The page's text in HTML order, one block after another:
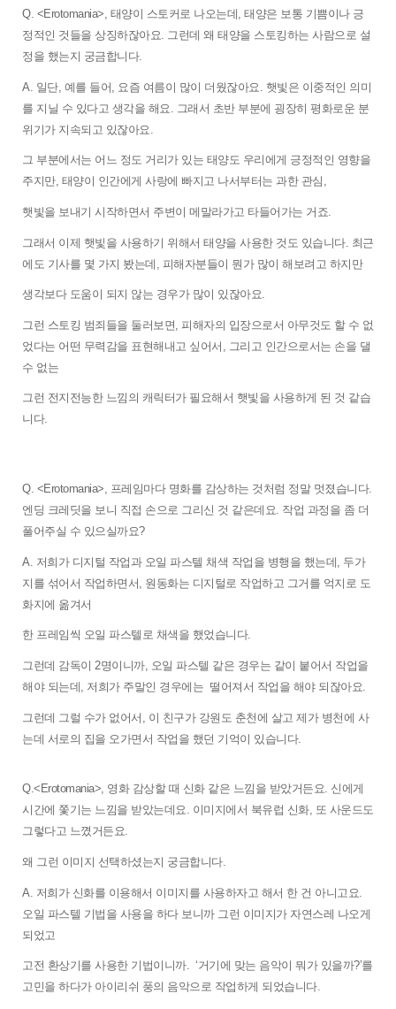
Q. <Erotomania>, 태양이 스토커로 나오는데, 태양은 보통 기쁨이나 긍
정적인 것들을 상징하잖아요. 그런데 왜 태양을 스토킹하는 사람으로 설
정을 했는지 궁금합니다.
A. 일단, 예를 들어, 요즘 여름이 많이 더웠잖아요. 햇빛은 이중적인 의미
를 지닐 수 있다고 생각을 해요. 그래서 초반 부분에 굉장히 평화로운 분
위기가 지속되고 있잖아요.
그 부분에서는 어느 정도 거리가 있는 태양도 우리에게 긍정적인 영향을
주지만, 태양이 인간에게 사랑에 빠지고 나서부터는 과한 관심,
햇빛을 보내기 시작하면서 주변이 메말라가고 타들어가는 거죠.
그래서 이제 햇빛을 사용하기 위해서 태양을 사용한 것도 있습니다. 최근
에도 기사를 몇 가지 봤는데, 피해자분들이 뭔가 많이 해보려고 하지만
생각보다 도움이 되지 않는 경우가 많이 있잖아요.
그런 스토킹 범죄들을 둘러보면, 피해자의 입장으로서 아무것도 할 수 없
었다는 어떤 무력감을 표현해내고 싶어서, 그리고 인간으로서는 손을 댈
수 없는
그런 전지전능한 느낌의 캐릭터가 필요해서 햇빛을 사용하게 된 것 같습
니다.
Q. <Erotomania>, 프레임마다 명화를 감상하는 것처럼 정말 멋졌습니다.
엔딩 크레딧을 보니 직접 손으로 그리신 것 같은데요. 작업 과정을 좀 더
풀어주실 수 있으실까요?
A. 저희가 디지털 작업과 오일 파스텔 채색 작업을 병행을 했는데, 두가
지를 섞어서 작업하면서, 원동화는 디지털로 작업하고 그거를 억지로 도
화지에 옮겨서
한 프레임씩 오일 파스텔로 채색을 했었습니다.
그런데 감독이 2명이니까, 오일 파스텔 같은 경우는 같이 붙어서 작업을
해야 되는데, 저희가 주말인 경우에는  떨어져서 작업을 해야 되잖아요.
그런데 그럴 수가 없어서, 이 친구가 강원도 춘천에 살고 제가 병천에 사
는데 서로의 집을 오가면서 작업을 했던 기억이 있습니다.
Q.<Erotomania>, 영화 감상할 때 신화 같은 느낌을 받았거든요. 신에게
시간에 쫓기는 느낌을 받았는데요. 이미지에서 북유럽 신화, 또 사운드도
그렇다고 느꼈거든요.
왜 그런 이미지 선택하셨는지 궁금합니다.
A. 저희가 신화를 이용해서 이미지를 사용하자고 해서 한 건 아니고요.
오일 파스텔 기법을 사용을 하다 보니까 그런 이미지가 자연스레 나오게
되었고
고전 환상기를 사용한 기법이니까. ‘거기에 맞는 음악이 뭐가 있을까?’를
고민을 하다가 아이리쉬 풍의 음악으로 작업하게 되었습니다.